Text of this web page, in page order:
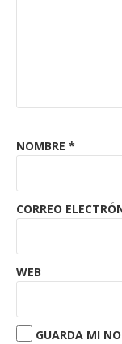
NOMBRE *
CORREO
WEB
GUARDA MI